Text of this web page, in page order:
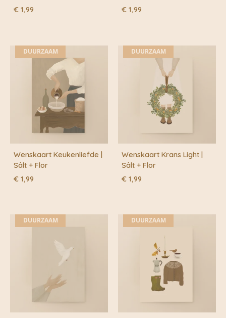
€ 1,99
€ 1,99
DUURZAAM
Wenskaart Keukenliefde |
Sâlt + Flor
€ 1,99
DUURZAAM
Wenskaart Krans Light |
Sâlt + Flor
€ 1,99
DUURZAAM DUURZAAM